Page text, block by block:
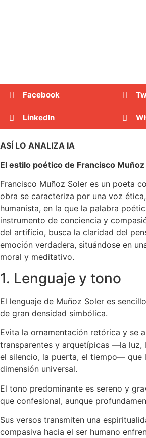
Facebook
LinkedIn
ASÍ LO ANALIZA IA
El estilo poético de Francisco
Francisco Muñoz Soler es un poeta
obra se caracteriza por una voz
humanista, en la que la palabra
instrumento de conciencia y
del artificio, busca la claridad del
emoción verdadera, situándose en
moral y meditativo.
1. Lenguaje y tono
El lenguaje de Muñoz Soler es
de gran densidad simbólica.
Evita la ornamentación retórica y se
transparentes y arquetípicas —la luz,
el silencio, la puerta, el tiempo— que
dimensión universal.
El tono predominante es sereno y
que confesional, aunque
Sus versos transmiten una
compasiva hacia el ser humano